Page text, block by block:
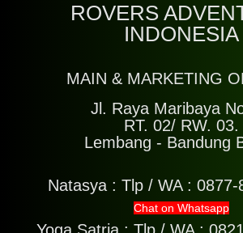
ROVERS
INDONESIA
MAIN & MARKETING
Jl. Raya Maribaya
RT. 02/ RW. 03.
Lembang - Bandung
Natasya : Tlp / WA : 0877-
Chat on Whatsapp